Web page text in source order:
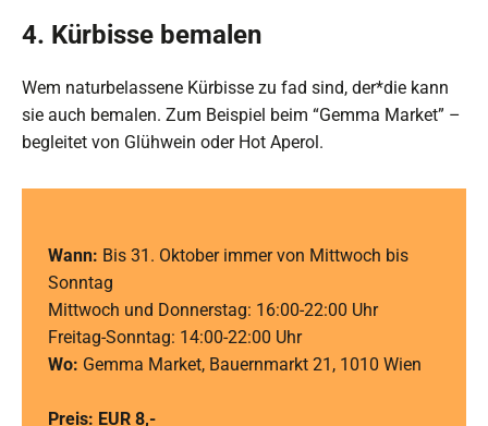
4. Kürbisse bemalen
Wem naturbelassene Kürbisse zu fad sind, der*die kann
sie auch bemalen. Zum Beispiel beim “Gemma Market” –
begleitet von Glühwein oder Hot Aperol.
Wann: Bis 31. Oktober immer von Mittwoch bis
Sonntag
Mittwoch und Donnerstag: 16:00-22:00 Uhr
Freitag-Sonntag: 14:00-22:00 Uhr
Wo: Gemma Market, Bauernmarkt 21, 1010 Wien
Preis: EUR 8,-